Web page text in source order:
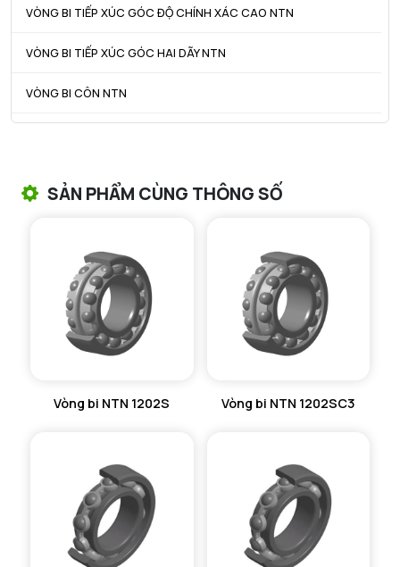
VÒNG BI TIẾP XÚC GÓC ĐỘ CHÍNH XÁC CAO NTN
VÒNG BI TIẾP XÚC GÓC HAI DÃY NTN
VÒNG BI CÔN NTN
VÒNG BI KIM NTN
VÒNG BI CHẶN TRỤC NTN
VÒNG BI LĂN TRỤ ĐẨY NTN
GỐI ĐỠ 2 NỬA NTN
MÁY GIA NHIỆT NTN
rNa max - Bán kính góc lượn tối đa ở phía phân đoạn
SẢN PHẨM CÙNG THÔNG SỐ
Vòng bi NTN 1202S Vòng bi NTN 1202SC3